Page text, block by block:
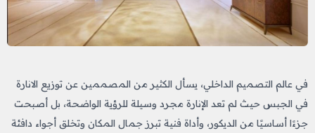
في عالم التصميم الداخلي، يسأل الكثير من المصممين عن توزيع الانارة
في الجبس حيث لم تعد الإنارة مجرد وسيلة للرؤية الواضحة، بل أصبحت
جزءًا أساسيًا من الديكور، وأداة فنية تبرز جمال المكان وتخلق أجواء دافئة